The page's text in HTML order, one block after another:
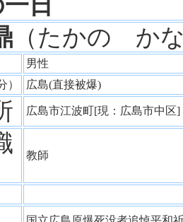
（たかの か
男性
）
広島(直接被爆)
広島市江波町[現：広島市中
教師